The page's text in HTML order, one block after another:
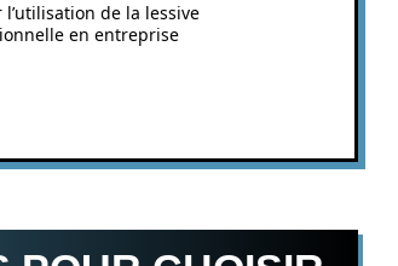
l’utilisation de la lessive
en entreprise